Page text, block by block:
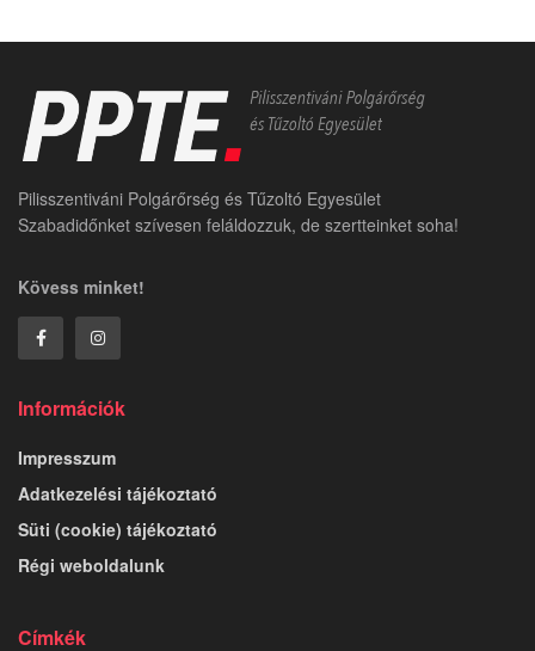
Pilisszentiváni Polgárőrség és Tűzoltó Egyesület
Szabadidőnket szívesen feláldozzuk, de szertteinket soha!
Kövess minket!
Információk
Impresszum
Adatkezelési tájékoztató
Süti (cookie) tájékoztató
Régi weboldalunk
Címkék